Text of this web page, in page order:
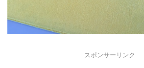
スポンサーリンク